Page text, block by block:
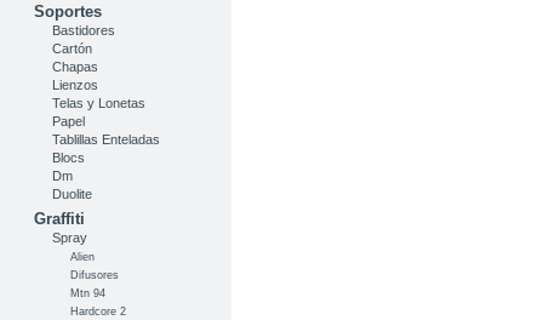
Soportes
Bastidores
Cartón
Chapas
Lienzos
Telas y Lonetas
Papel
Tablillas Enteladas
Blocs
Dm
Duolite
Graffiti
Spray
Alien
Difusores
Mtn 94
Hardcore 2